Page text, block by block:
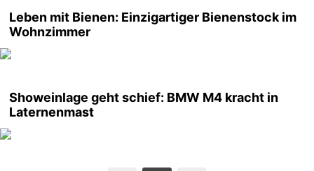
Leben mit Bienen: Einzigartiger Bienenstock im
Wohnzimmer
Showeinlage geht schief: BMW M4 kracht in
Laternenmast